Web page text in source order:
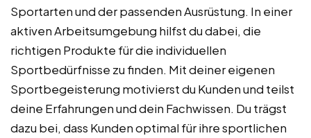
Sportarten und der passenden Ausrüstung. In einer
aktiven Arbeitsumgebung hilfst du dabei, die
richtigen Produkte für die individuellen
Sportbedürfnisse zu finden. Mit deiner eigenen
Sportbegeisterung motivierst du Kunden und teilst
deine Erfahrungen und dein Fachwissen. Du trägst
dazu bei, dass Kunden optimal für ihre sportlichen